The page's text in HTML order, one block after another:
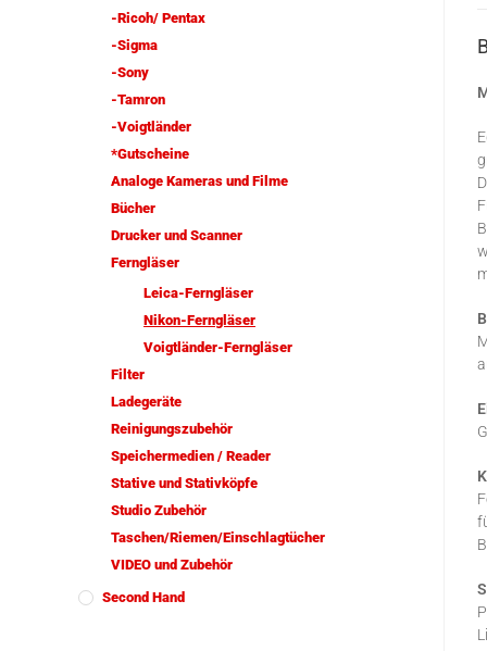
-Ricoh/ Pentax
-Sigma
-Sony
-Tamron
-Voigtländer
*Gutscheine
Analoge Kameras und Filme
Bücher
Drucker und Scanner
Ferngläser
Leica-Ferngläser
Nikon-Ferngläser
Voigtländer-Ferngläser
Filter
Ladegeräte
Reinigungszubehör
Speichermedien / Reader
Stative und Stativköpfe
Studio Zubehör
Taschen/Riemen/Einschlagtücher
VIDEO und Zubehör
Second Hand